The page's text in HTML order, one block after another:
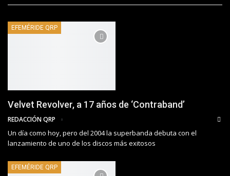
EFEMÉRIDE QRP
Velvet Revolver, a 17 años de ‘Contraband’
REDACCIÓN QRP
Un día como hoy, pero del 2004 la superbanda debuta con el
lanzamiento de uno de los discos más exitosos
EFEMÉRIDE QRP